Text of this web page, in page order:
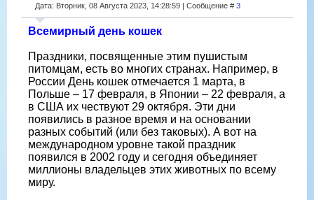
Дата: Вторник, 08 Августа 2023, 14:28:59 | Сообщение # 3
Всемирный день кошек
Праздники, посвященные этим пушистым
питомцам, есть во многих странах. Например, в
России День кошек отмечается 1 марта, в
Польше – 17 февраля, в Японии – 22 февраля, а
в США их чествуют 29 октября. Эти дни
появились в разное время и на основании
разных событий (или без таковых). А вот на
международном уровне такой праздник
появился в 2002 году и сегодня объединяет
миллионы владельцев этих животных по всему
миру.